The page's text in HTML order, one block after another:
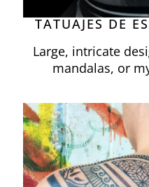
TATUAJES DE
Large, intricate
mandalas, or